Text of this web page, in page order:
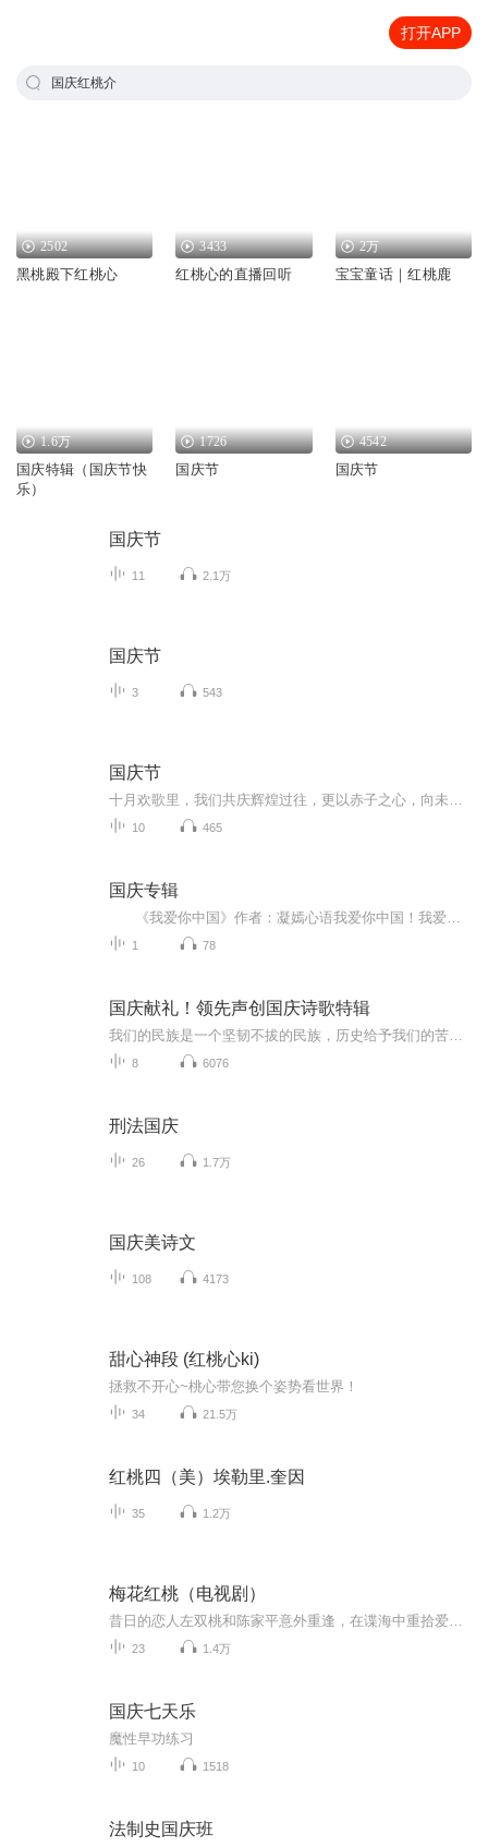
打开APP
国庆红桃介
2502
黑桃殿下红桃心
3433
红桃心的直播回听
2万
宝宝童话｜红桃鹿
1.6万
国庆特辑（国庆节快
乐）
1726
国庆节
4542
国庆节
国庆节
11 2.1万
国庆节
3 543
国庆节
10 465
国庆专辑
1 78
国庆献礼！领先声创国庆诗歌特辑
8 6076
刑法国庆
26 1.7万
国庆美诗文
108 4173
甜心神段 (红桃心ki)
拯救不开心~桃心带您换个姿势看世界！
34 21.5万
红桃四（美）埃勒里.奎因
35 1.2万
梅花红桃（电视剧）
23 1.4万
国庆七天乐
魔性早功练习
10 1518
法制史国庆班